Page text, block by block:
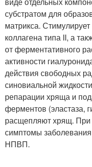
субстратом для
матрикса.
коллагена типа II, а
от ферментативного
активности
действия свободных
синовиальной
репарации хряща и
ферментов (эластаза,
расщепляют хрящ. При
симптомы
НПВП.